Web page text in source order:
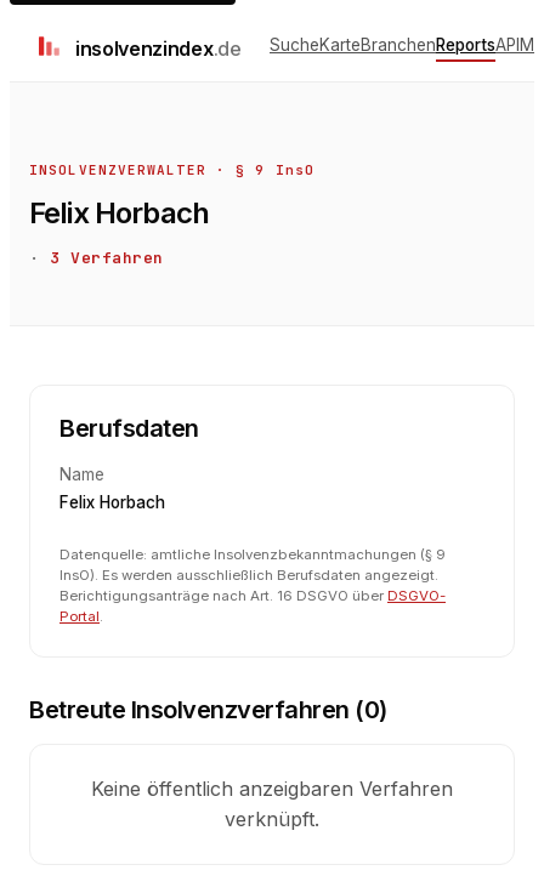
insolvenzindex.de SucheKarteBranchenReportsAPI
INSOLVENZVERWALTER · § 9 InsO
Felix Horbach
· 3 Verfahren
Berufsdaten
Name
Felix Horbach
Datenquelle: amtliche Insolvenzbekanntmachungen (§ 9
InsO). Es werden ausschließlich Berufsdaten angezeigt.
Berichtigungsanträge nach Art. 16 DSGVO über DSGVO-
Portal.
Betreute Insolvenzverfahren (0)
Keine öffentlich anzeigbaren Verfahren
verknüpft.